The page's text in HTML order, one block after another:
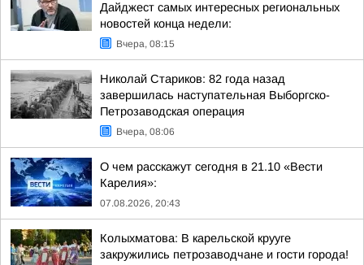
Дайджест самых интересных региональных
новостей конца недели:
Вчера, 08:15
Николай Стариков: 82 года назад
завершилась наступательная Выборгско-
Петрозаводская операция
Вчера, 08:06
О чем расскажут сегодня в 21.10 «Вести
Карелия»:
07.08.2026, 20:43
Колыхматова: В карельской крууге
закружились петрозаводчане и гости города!